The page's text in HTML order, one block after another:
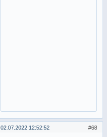
68
02.07.2022 12:52:52